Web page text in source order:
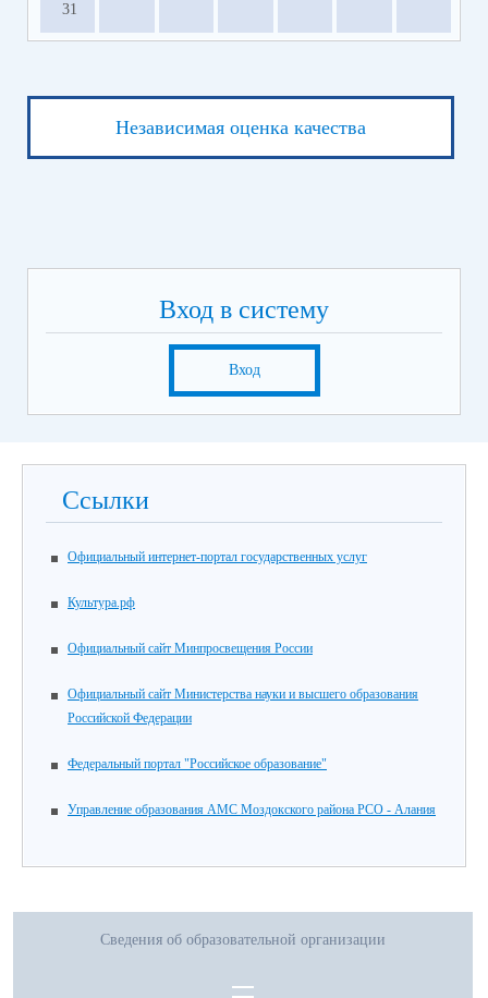
31
Независимая оценка качества
Вход в систему
Вход
Ссылки
Официальный интернет-портал государственных услуг
Культура.рф
Официальный сайт Минпросвещения России
Официальный сайт Министерства науки и высшего образования
Российской Федерации
Федеральный портал "Российское образование"
Управление образования АМС Моздокского района РСО - Алания
Сведения об образовательной организации